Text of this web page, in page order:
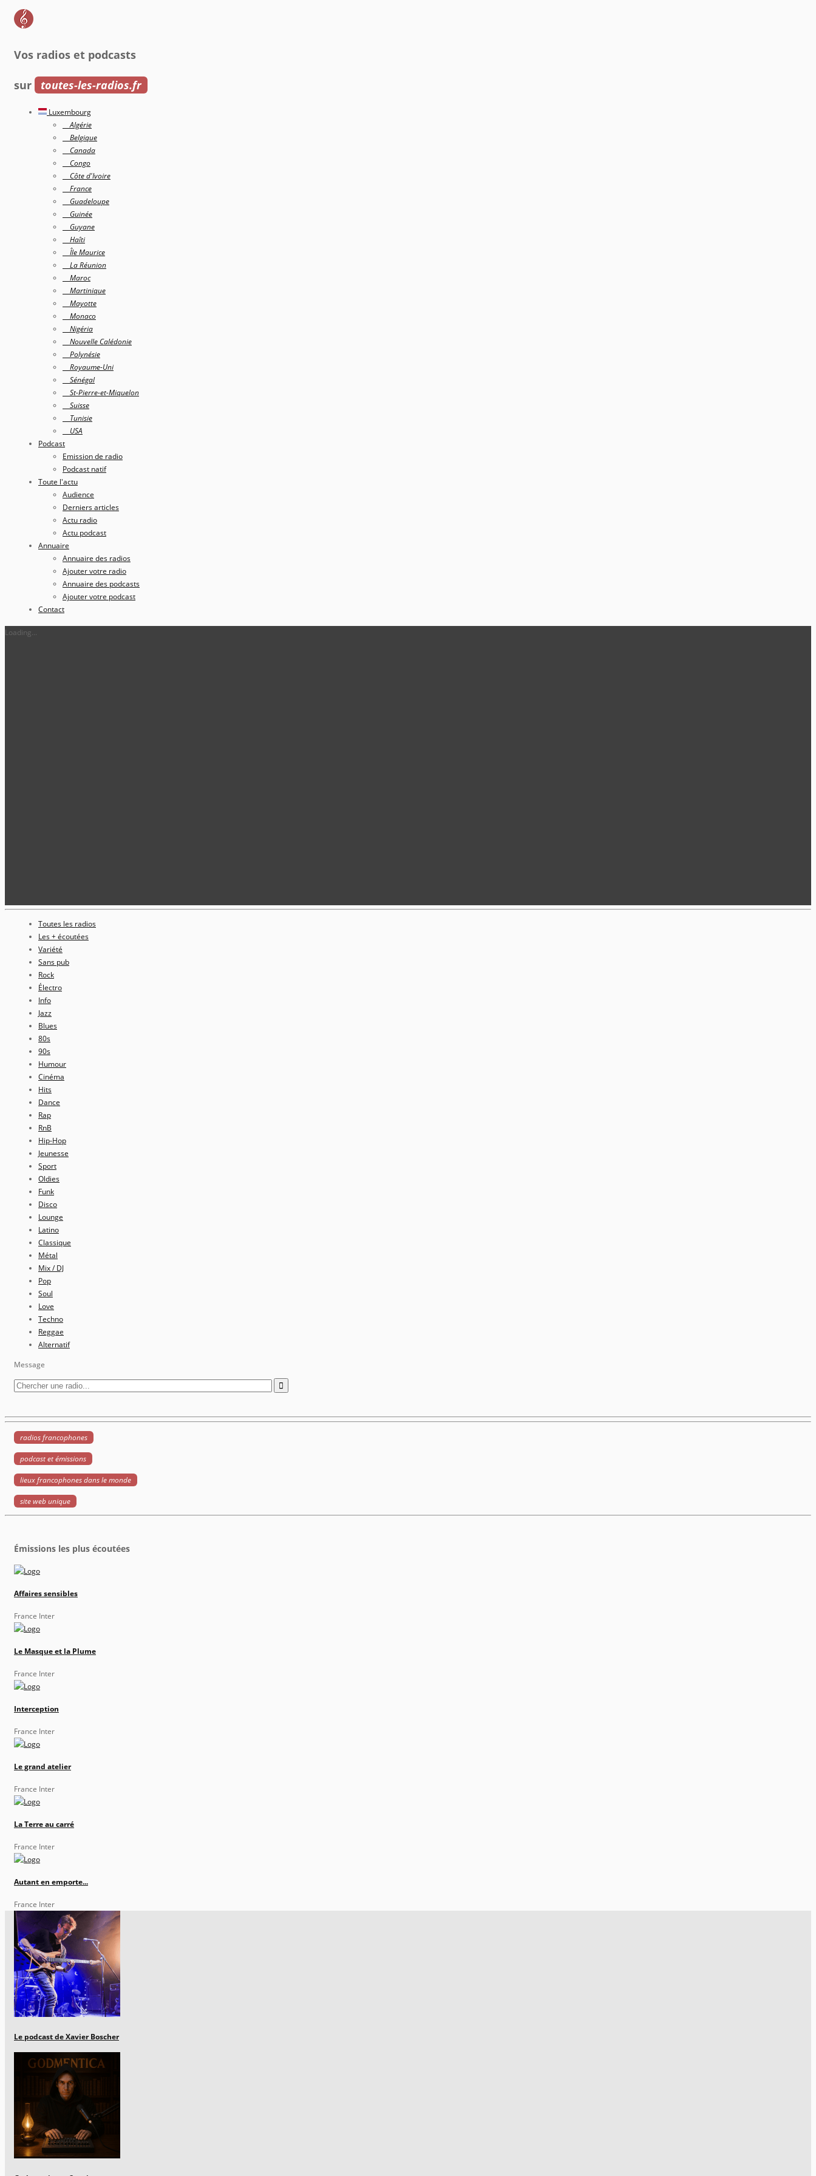
Vos radios et podcasts
sur toutes-les-radios.fr
Luxembourg
Algérie
Belgique
Canada
Congo
Côte d'Ivoire
France
Guadeloupe
Guinée
Guyane
Haîti
Île Maurice
La Réunion
Maroc
Martinique
Mayotte
Monaco
Nigéria
Nouvelle Calédonie
Polynésie
Royaume-Uni
Sénégal
St-Pierre-et-Miquelon
Suisse
Tunisie
USA
Podcast
Emission de radio
Podcast natif
Toute l'actu
Audience
Derniers articles
Actu radio
Actu podcast
Annuaire
Annuaire des radios
Ajouter votre radio
Annuaire des podcasts
Ajouter votre podcast
Contact
Loading...
Toutes les radios
Les + écoutées
Variété
Sans pub
Rock
Électro
Info
Jazz
Blues
80s
90s
Humour
Cinéma
Hits
Dance
Rap
RnB
Hip-Hop
Jeunesse
Sport
Oldies
Funk
Disco
Lounge
Latino
Classique
Métal
Mix / DJ
Pop
Soul
Love
Techno
Reggae
Alternatif
Message
radios francophones
podcast et émissions
lieux francophones dans le monde
site web unique
Émissions les plus écoutées
Affaires sensibles
France Inter
Le Masque et la Plume
France Inter
Interception
France Inter
Le grand atelier
France Inter
La Terre au carré
France Inter
Autant en emporte...
France Inter
Le podcast de Xavier Boscher